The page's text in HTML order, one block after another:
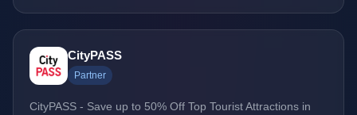
CityPASS
Partner
CityPASS - Save up to 50% Off Top Tourist Attractions in